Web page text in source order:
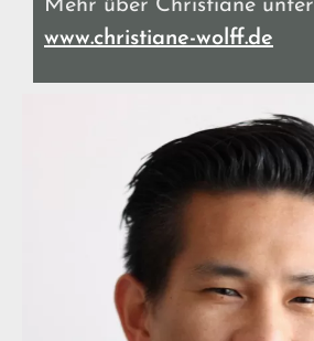
Mehr über Christiane unter
www.christiane-wolff.de